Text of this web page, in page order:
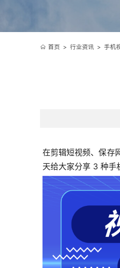
首页 > 行业资讯> 手机
在剪辑短视频、保存
天给大家分享 3 种手